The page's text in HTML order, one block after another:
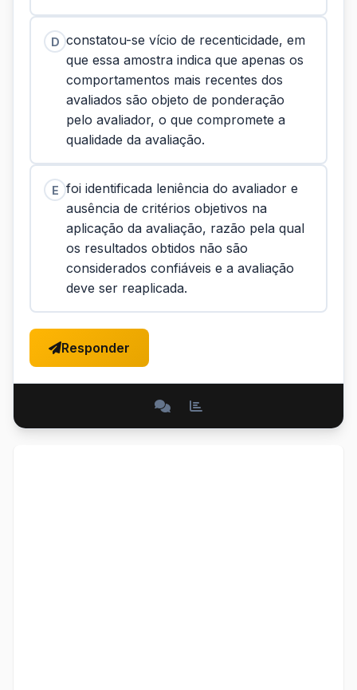
D constatou-se vício de recenticidade, em
que essa amostra indica que apenas os
comportamentos mais recentes dos
avaliados são objeto de ponderação
pelo avaliador, o que compromete a
qualidade da avaliação.
E foi identificada leniência do avaliador e
ausência de critérios objetivos na
aplicação da avaliação, razão pela qual
os resultados obtidos não são
considerados confiáveis e a avaliação
deve ser reaplicada.
Responder